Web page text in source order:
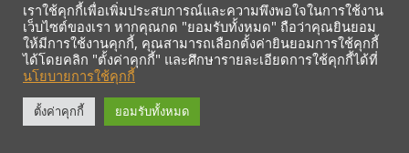
รับข้อมูลข่าวสารจากสหกรณ์ฯ ผ่าน LINE ก่อนใคร คลิก!
เราใช้คุกกี้เพื่อเพิ่มประสบการณ์และความพึงพอใจในการใช้งาน
เว็บไซต์ของเรา หากคุณกด "ยอมรับทั้งหมด" ถือว่าคุณยินยอม
ให้มีการใช้งานคุกกี้, คุณสามารถเลือกตั้งค่ายินยอมการใช้คุกกี้
ได้โดยคลิก "ตั้งค่าคุกกี้" และศึกษารายละเอียดการใช้คุกกี้ได้ที่
นโยบายการใช้คุกกี้
ตั้งค่าคุกกี้ ยอมรับทั้งหมด